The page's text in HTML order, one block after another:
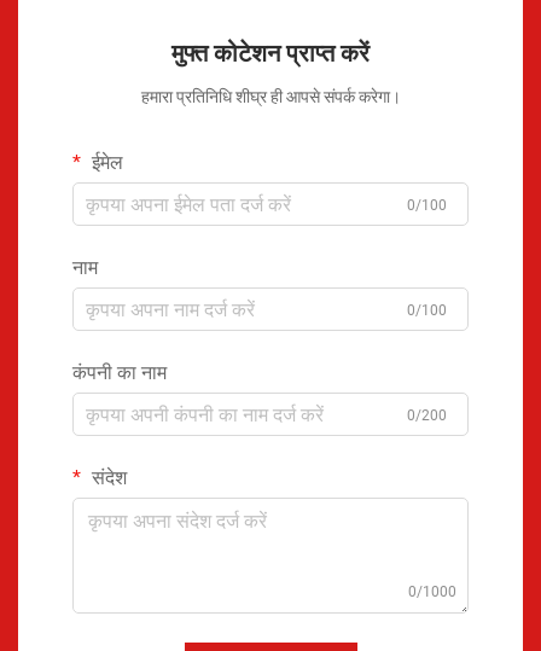
मुफ्त कोटेशन प्राप्त करें
हमारा प्रतिनिधि शीघ्र ही आपसे संपर्क करेगा।
ईमेल
0/100
नाम
0/100
कंपनी का नाम
0/200
संदेश
0/1000